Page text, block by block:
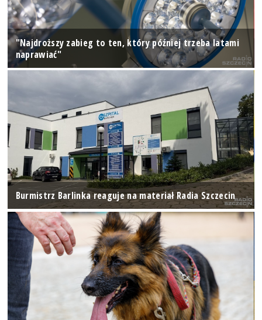
"Najdroższy zabieg to ten, który później trzeba latami
naprawiać"
Burmistrz Barlinka reaguje na materiał Radia Szczecin